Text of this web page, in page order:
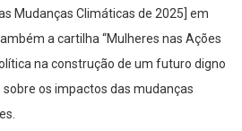
Mudanças Climáticas de 2025] em
a cartilha “Mulheres nas Ações
na construção de um futuro digno
os impactos das mudanças